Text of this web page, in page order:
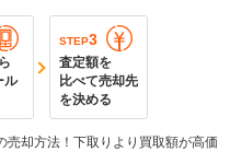
ル
STEP3
査定額を
比べて売却先
を決める
却方法！下取りより買取額が高価